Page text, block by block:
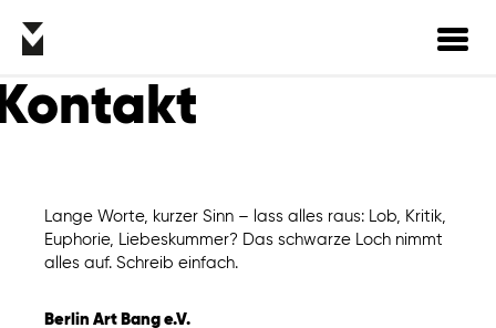
Lange Worte, kurzer Sinn – lass alles raus: Lob, Kritik,
Euphorie, Liebeskummer? Das schwarze Loch nimmt
alles auf. Schreib einfach.
Berlin Art Bang e.V.